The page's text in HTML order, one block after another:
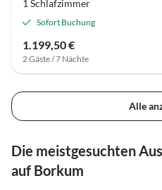
1 Schlafzimmer
Sofort Buchung
1.199,50 €
2 Gäste / 7 Nächte
Alle
Die meistgesuchten
auf Borkum